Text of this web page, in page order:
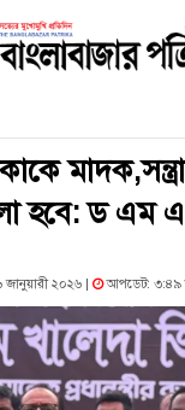
হবে: ড এম
২০২৬ | আপডেট: ৩:৪৯